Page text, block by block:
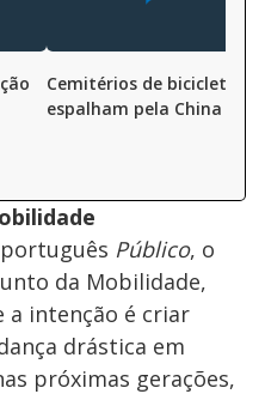
Cemitérios de bicicletas
espalham pela China
Público, o
da Mobilidade,
a intenção é criar
drástica em
próximas gerações,